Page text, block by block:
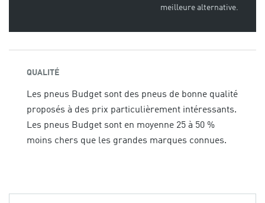
meilleure alternative.
QUALITÉ
Les pneus Budget sont des pneus de bonne qualité
proposés à des prix particulièrement intéressants.
Les pneus Budget sont en moyenne 25 à 50 %
moins chers que les grandes marques connues.